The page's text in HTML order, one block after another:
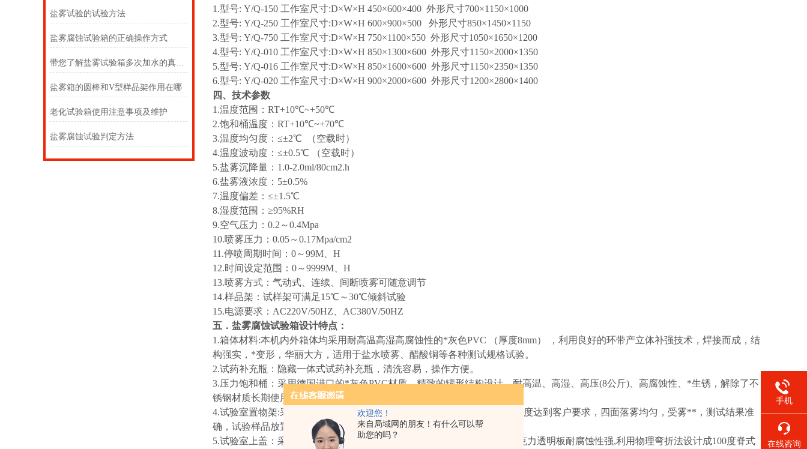
欢迎您！
来自局域网的朋友！有什么可以帮
助您的吗？
盐雾试验的试验方法
盐雾腐蚀试验箱的正确操作方式
带您了解盐雾试验箱多次加水的真相！
盐雾箱的圆棒和V型样品架作用在哪
老化试验箱使用注意事项及维护
盐雾腐蚀试验判定方法
1.型号: Y/Q-150 工作室尺寸:D×W×H 450×600×400 外形尺寸700×1150×1000
2.型号: Y/Q-250 工作室尺寸:D×W×H 600×900×500 外形尺寸850×1450×1150
3.型号: Y/Q-750 工作室尺寸:D×W×H 750×1100×550 外形尺寸1050×1650×1200
4.型号: Y/Q-010 工作室尺寸:D×W×H 850×1300×600 外形尺寸1150×2000×1350
5.型号: Y/Q-016 工作室尺寸:D×W×H 850×1600×600 外形尺寸1150×2350×1350
6.型号: Y/Q-020 工作室尺寸:D×W×H 900×2000×600 外形尺寸1200×2800×1400
四、技术参数
1.温度范围：RT+10℃~+50℃
2.饱和桶温度：RT+10℃~+70℃
3.温度均匀度：≤±2℃ （空载时）
4.温度波动度：≤±0.5℃ （空载时）
5.盐雾沉降量：1.0-2.0ml/80cm2.h
6.盐雾液浓度：5±0.5%
7.温度偏差：≤±1.5℃
8.湿度范围：≥95%RH
9.空气压力：0.2～0.4Mpa
10.喷雾压力：0.05～0.17Mpa/cm2
11.停喷周期时间：0～99M、H
12.时间设定范围：0～9999M、H
13.喷雾方式：气动式、连续、间断喷雾可随意调节
14.样品架：试样架可满足15℃～30℃倾斜试验
15.电源要求：AC220V/50HZ、AC380V/50HZ
五．盐雾腐蚀试验箱设计特点：
1.箱体材料:本机内外箱体均采用耐高温高湿高腐蚀性的*灰色PVC （厚度8mm） ，利用良好的环带产立体补强技术，焊接而成，结
构强实，*变形，华丽大方，适用于盐水喷雾、醋酸铜等各种测试规格试验。
2.试药补充瓶：隐藏一体式试药补充瓶，清洗容易，操作方便。
3.压力饱和桶：采用德国进口的*灰色PVC材质，精致的罐形结构设计，耐高温、高湿、高压(8公斤)、高腐蚀性、*生锈，解除了不
锈钢材质长期使用生锈的困惑。在设计上有了跨时代的进步。
4.试验室置物架:采用*灰色PVC材质精致设计成”O”形长条,内插钢管保证强度达到客户要求，四面落雾均匀，受雾**，测试结果准
确，试验样品放置数量多。
5.试验室上盖：采用5mm厚高韧性PVC透明（进口）板，且实验证明较亚克力透明板耐腐蚀性强,利用物理弯折法设计成100度脊式
手机
在线咨询